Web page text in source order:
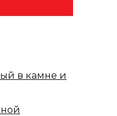
в камне и